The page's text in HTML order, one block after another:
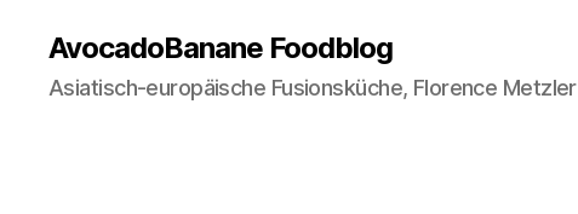
AvocadoBanane Foodblog
Asiatisch-europäische Fusionsküche, Florence Metzler